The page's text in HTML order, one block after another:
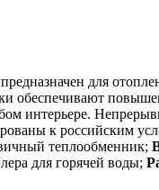
для
обеспечивают
интерьере.
к российским
теплообменник;
для горячей воды;